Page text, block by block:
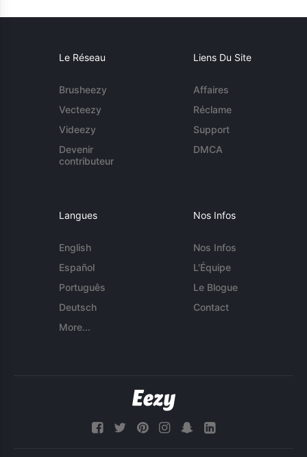
Le Réseau
Brusheezy
Vecteezy
Videezy
Devenir
contributeur
Liens Du Site
Affaires
Réclame
Support
DMCA
Langues
English
Español
Português
Deutsch
More...
Nos Infos
Nos Infos
L'Équipe
Le Blogue
Contact